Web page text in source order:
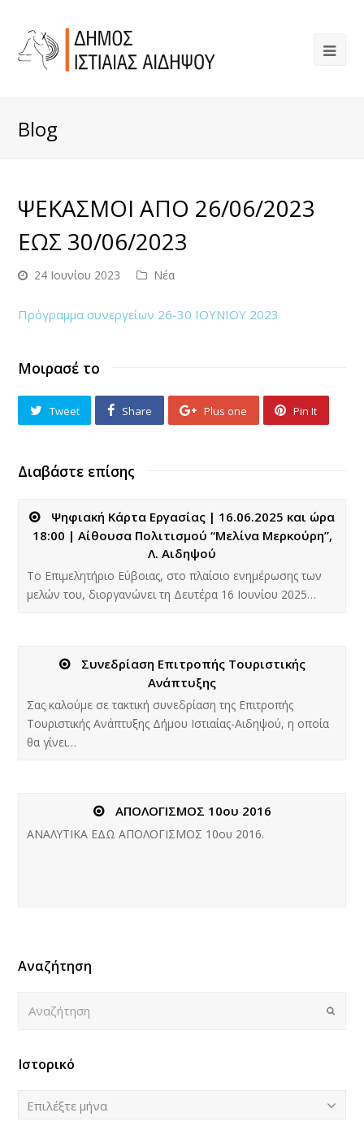
Blog
ΨΕΚΑΣΜΟΙ ΑΠΟ 26/06/2023
ΕΩΣ 30/06/2023
24 Ιουνίου 2023 Νέα
Πρόγραμμα συνεργείων 26-30 ΙΟΥΝΙΟΥ 2023
Μοιρασέ το
Tweet Share Plus one Pin It
Διαβάστε επίσης
Ψηφιακή Κάρτα Εργασίας | 16.06.2025 και ώρα
18:00 | Αίθουσα Πολιτισμού “Μελίνα Μερκούρη”,
Λ. Αιδηψού
Το Επιμελητήριο Εύβοιας, στο πλαίσιο ενημέρωσης των
μελών του, διοργανώνει τη Δευτέρα 16 Ιουνίου 2025…
Συνεδρίαση Επιτροπής Τουριστικής
Ανάπτυξης
Σας καλούμε σε τακτική συνεδρίαση της Επιτροπής
Τουριστικής Ανάπτυξης Δήμου Ιστιαίας-Αιδηψού, η οποία
θα γίνει…
ΑΠΟΛΟΓΙΣΜΟΣ 10ου 2016
ΑΝΑΛΥΤΙΚΑ ΕΔΩ AΠΟΛΟΓΙΣΜΟΣ 10ου 2016.
Αναζήτηση
Submit
Ιστορικό
Ιστορικό
Επιλέξτε μήνα